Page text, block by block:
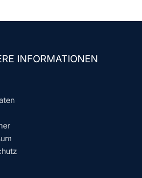
INFORMATIONEN